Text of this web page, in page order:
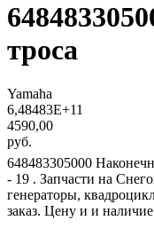
троса
Yamaha
6,48483E+11
4590,00
руб.
648483305000
- 19 . Запчасти на
генераторы,
заказ. Цену и и